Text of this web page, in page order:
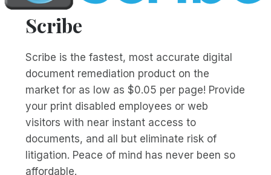
Scribe
Scribe is the fastest, most accurate digital
document remediation product on the
market for as low as $0.05 per page! Provide
your print disabled employees or web
visitors with near instant access to
documents, and all but eliminate risk of
litigation. Peace of mind has never been so
affordable.